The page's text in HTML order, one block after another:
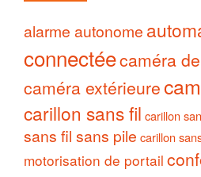
alarme autonome
connectéecaméra
caméra extérieure
carillon sans fil carillon
sans fil sans pile carillon
motorisation de portail